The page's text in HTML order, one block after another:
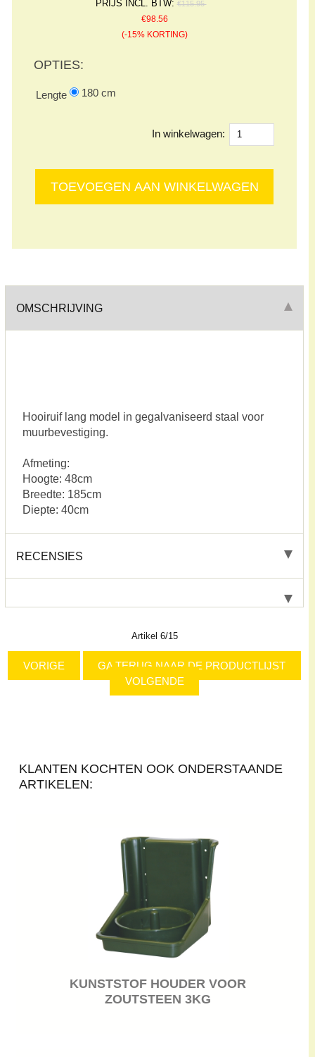
PRIJS INCL. BTW: €115.95
€98.56
(-15% KORTING)
OPTIES:
Lengte 180 cm
In winkelwagen:
OMSCHRIJVING
Hooiruif lang model in gegalvaniseerd staal voor
muurbevestiging.
Afmeting:
Hoogte: 48cm
Breedte: 185cm
Diepte: 40cm
RECENSIES
Artikel 6/15
VORIGE
GA TERUG NAAR DE PRODUCTLIJST
VOLGENDE
KLANTEN KOCHTEN OOK ONDERSTAANDE
ARTIKELEN:
KUNSTSTOF HOUDER VOOR
ZOUTSTEEN 3KG